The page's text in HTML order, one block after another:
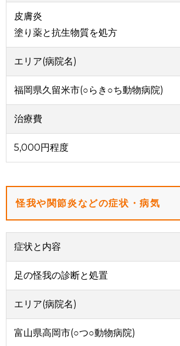
皮膚炎
塗り薬と抗生物質を処方
エリア(病院名)
福岡県久留米市(○らき○ち動物病院)
治療費
5,000円程度
怪我や関節炎などの症状・病気
症状と内容
足の怪我の診断と処置
エリア(病院名)
富山県高岡市(○つ○動物病院)